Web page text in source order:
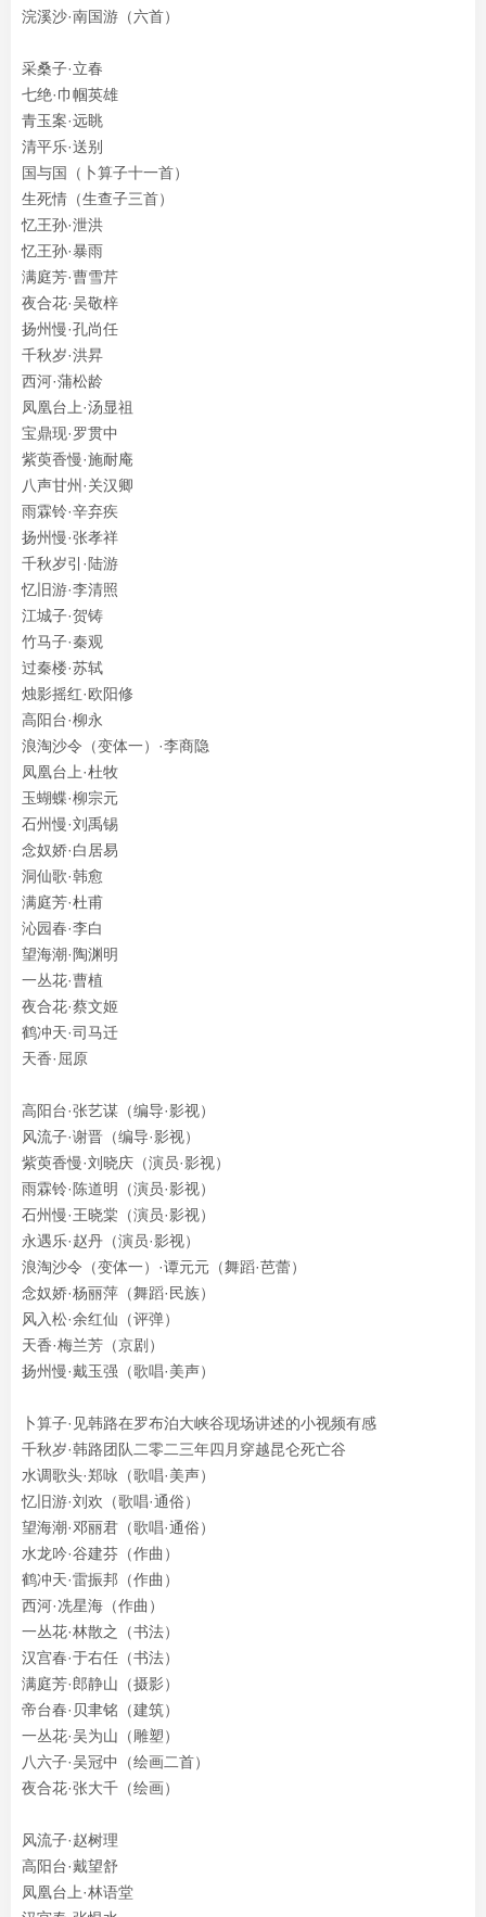
浣溪沙·南国游（六首）
采桑子·立春
七绝·巾帼英雄
青玉案·远眺
清平乐·送别
国与国（卜算子十一首）
生死情（生查子三首）
忆王孙·泄洪
忆王孙·暴雨
满庭芳·曹雪芹
夜合花·吴敬梓
扬州慢·孔尚任
千秋岁·洪昇
西河·蒲松龄
凤凰台上·汤显祖
宝鼎现·罗贯中
紫萸香慢·施耐庵
八声甘州·关汉卿
雨霖铃·辛弃疾
扬州慢·张孝祥
千秋岁引·陆游
忆旧游·李清照
江城子·贺铸
竹马子·秦观
过秦楼·苏轼
烛影摇红·欧阳修
高阳台·柳永
浪淘沙令（变体一）·李商隐
凤凰台上·杜牧
玉蝴蝶·柳宗元
石州慢·刘禹锡
念奴娇·白居易
洞仙歌·韩愈
满庭芳·杜甫
沁园春·李白
望海潮·陶渊明
一丛花·曹植
夜合花·蔡文姬
鹤冲天·司马迁
天香·屈原
高阳台·张艺谋（编导·影视）
风流子·谢晋（编导·影视）
紫萸香慢·刘晓庆（演员·影视）
雨霖铃·陈道明（演员·影视）
石州慢·王晓棠（演员·影视）
永遇乐·赵丹（演员·影视）
浪淘沙令（变体一）·谭元元（舞蹈·芭蕾）
念奴娇·杨丽萍（舞蹈·民族）
风入松·余红仙（评弹）
天香·梅兰芳（京剧）
扬州慢·戴玉强（歌唱·美声）
卜算子·见韩路在罗布泊大峡谷现场讲述的小视频有感
千秋岁·韩路团队二零二三年四月穿越昆仑死亡谷
水调歌头·郑咏（歌唱·美声）
忆旧游·刘欢（歌唱·通俗）
望海潮·邓丽君（歌唱·通俗）
水龙吟·谷建芬（作曲）
鹤冲天·雷振邦（作曲）
西河·冼星海（作曲）
一丛花·林散之（书法）
汉宫春·于右任（书法）
满庭芳·郎静山（摄影）
帝台春·贝聿铭（建筑）
一丛花·吴为山（雕塑）
八六子·吴冠中（绘画二首）
夜合花·张大千（绘画）
风流子·赵树理
高阳台·戴望舒
凤凰台上·林语堂